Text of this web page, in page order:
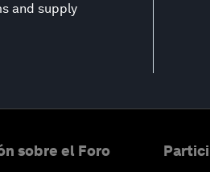
and supply
sobre el Foro